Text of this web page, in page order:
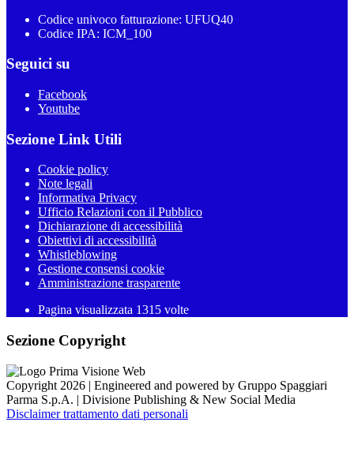
Codice univoco fatturazione: UFUQ40
Codice IPA: ICM_100
Seguici su
Facebook
Youtube
Sezione Link Utili
Cookie policy
Note legali
Informativa Privacy
Ufficio Relazioni con il Pubblico
Dichiarazione di accessibilità
Obiettivi di accessibilità
Whistleblowing
Gestione consensi cookie
Amministrazione trasparente
Pagina visualizzata 1315 volte
Sezione Copyright
Copyright 2026 | Engineered and powered by Gruppo Spaggiari
Parma S.p.A. | Divisione Publishing & New Social Media
Disclaimer trattamento dati personali